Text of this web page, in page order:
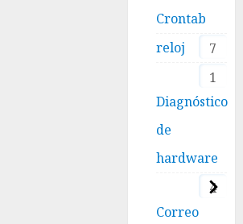
Crontab
7
reloj
1
Diagnóstico
de
hardware
4
Correo